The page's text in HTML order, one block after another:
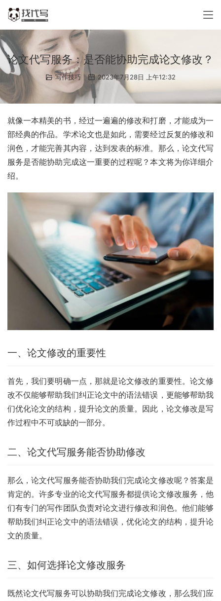
论文代写服务：是否能协助完成论文修改？
写作技巧 2023年7月28日 上午12:32
就像一本精美的书，经过一遍遍的修改和打磨，才能成为一
部经典的作品。学术论文也是如此，需要经过反复的修改和
润色，才能完善其内容，达到发表的标准。那么，论文代写
服务是否能协助完成这一重要的过程呢？本文将为你详细介
绍。
一、论文修改的重要性
首先，我们要明确一点，那就是论文修改的重要性。论文修
改不仅能够帮助我们纠正论文中的语法错误，更能够帮助我
们优化论文的结构，提升论文的质量。因此，论文修改是写
作过程中不可或缺的一部分。
二、论文代写服务能否协助修改
那么，论文代写服务能否协助我们完成论文修改呢？答案是
肯定的。许多专业的论文代写服务都提供论文修改服务，他
们有专门的写作团队负责对论文进行修改和润色。他们能够
帮助我们纠正论文中的语法错误，优化论文的结构，提升论
文的质量。
三、如何选择论文修改服务
既然论文代写服务可以协助我们完成论文修改，那么我们应